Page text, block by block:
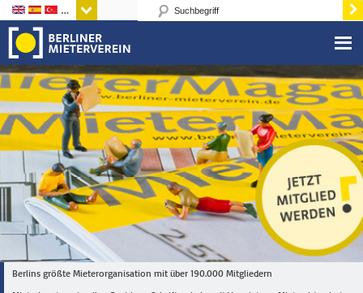
Sprachen
Berlins größte Mieterorganisation mit über 190.000 Mitgliedern